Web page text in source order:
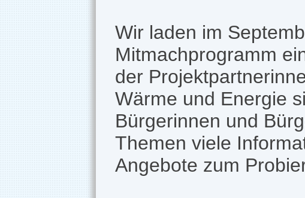
Wir laden im
Mitmachprogramm
der
Wärme und Energie
Bürgerinnen und
Themen viele
Angebote zum